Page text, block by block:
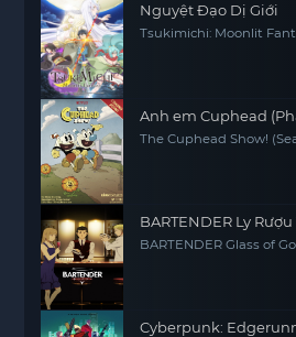
Nguyệt Đạo Dị Giới
Tsukimichi: Moonlit
Anh em Cuphead
The Cuphead Show!
BARTENDER Ly
BARTENDER Glass of
Cyberpunk: